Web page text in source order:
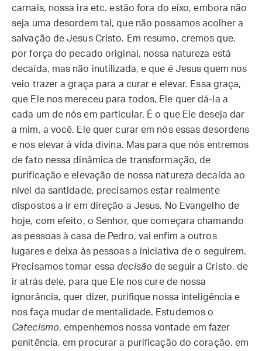
carnais, nossa ira etc. estão fora do eixo, embora não
seja uma desordem tal, que não possamos acolher a
salvação de Jesus Cristo. Em resumo, cremos que,
por força do pecado original, nossa natureza está
decaída, mas não inutilizada, e que é Jesus quem nos
veio trazer a graça para a curar e elevar. Essa graça,
que Ele nos mereceu para todos, Ele quer dá-la a
cada um de nós em particular. É o que Ele deseja dar
a mim, a você. Ele quer curar em nós essas desordens
e nos elevar à vida divina. Mas para que nós entremos
de fato nessa dinâmica de transformação, de
purificação e elevação de nossa natureza decaída ao
nível da santidade, precisamos estar realmente
dispostos a ir em direção a Jesus. No Evangelho de
hoje, com efeito, o Senhor, que começara chamando
as pessoas à casa de Pedro, vai enfim a outros
lugares e deixa às pessoas a iniciativa de o seguirem.
Precisamos tomar essa decisãode seguir a Cristo, de
ir atrás dele, para que Ele nos cure de nossa
ignorância, quer dizer, purifique nossa inteligência e
nos faça mudar de mentalidade. Estudemos o
Catecismo, empenhemos nossa vontade em fazer
penitência, em procurar a purificação do coração, em